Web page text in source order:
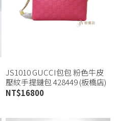
JS1010 GUCCI包包 粉色牛皮
壓紋手提鏈包 428449 (板橋店)
NT$16800